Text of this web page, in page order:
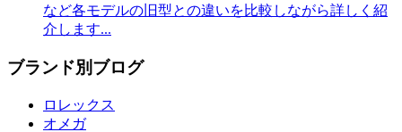
など各モデルの旧型との違いを比較しながら詳しく紹
介します...
ブランド別ブログ
ロレックス
オメガ